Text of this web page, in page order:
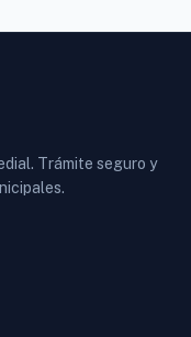
Trámite seguro y